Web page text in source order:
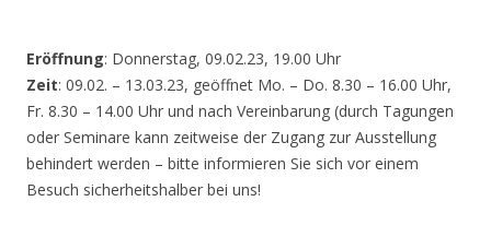
Eröffnung: Donnerstag, 09.02.23, 19.00 Uhr
Zeit: 09.02. – 13.03.23, geöffnet Mo. – Do. 8.30 – 16.00 Uhr,
Fr. 8.30 – 14.00 Uhr und nach Vereinbarung (durch Tagungen
oder Seminare kann zeitweise der Zugang zur Ausstellung
behindert werden – bitte informieren Sie sich vor einem
Besuch sicherheitshalber bei uns!